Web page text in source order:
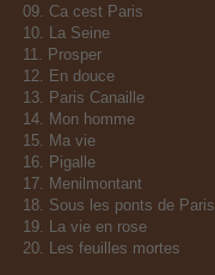
09. Ca cest Paris
10. La Seine
11. Prosper
12. En douce
13. Paris Canaille
14. Mon homme
15. Ma vie
16. Pigalle
17. Menilmontant
18. Sous les ponts de Paris
19. La vie en rose
20. Les feuilles mortes